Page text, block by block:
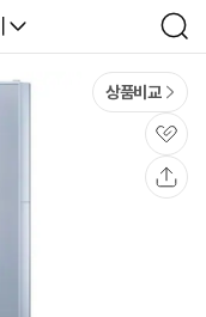
검
색
상품비교
관
심